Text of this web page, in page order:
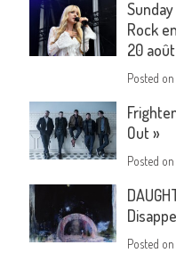
Rock
20
Posted
Out »
Posted
Posted